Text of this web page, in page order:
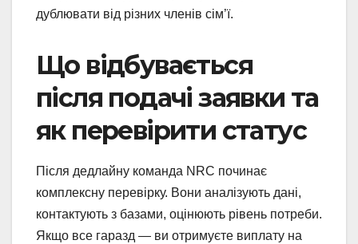
дублювати від різних членів сім’ї.
Що відбувається
після подачі заявки та
як перевірити статус
Після дедлайну команда NRC починає
комплексну перевірку. Вони аналізують дані,
контактують з базами, оцінюють рівень потреби.
Якщо все гаразд — ви отримуєте виплату на